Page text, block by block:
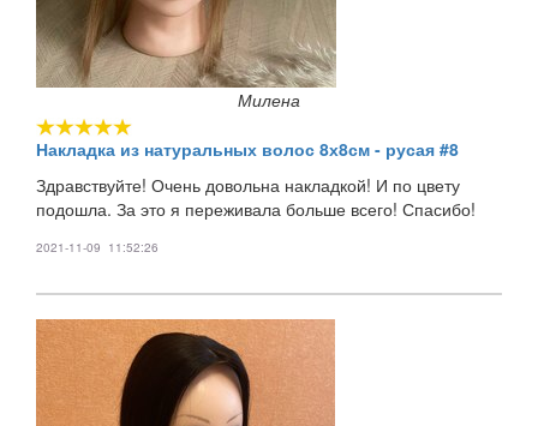
Милена
Накладка из натуральных волос 8х8см - русая #8
Здравствуйте! Очень довольна накладкой! И по цвету
подошла. За это я переживала больше всего! Спасибо!
2021-11-09 11:52:26